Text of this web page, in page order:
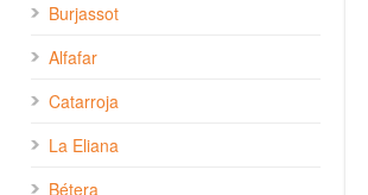
Burjassot
Alfafar
Catarroja
La Eliana
Bétera